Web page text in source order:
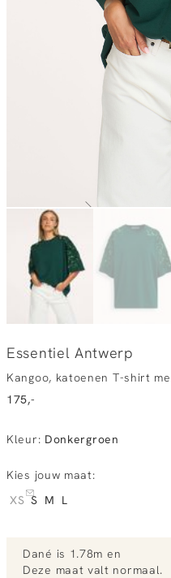
Essentiel Antwerp
Kangoo, katoenen T-shirt
175,-
Kleur: Donkergroen
Kies jouw maat:
XS S M L
Dané is 1.78m en
Deze maat valt normaal.